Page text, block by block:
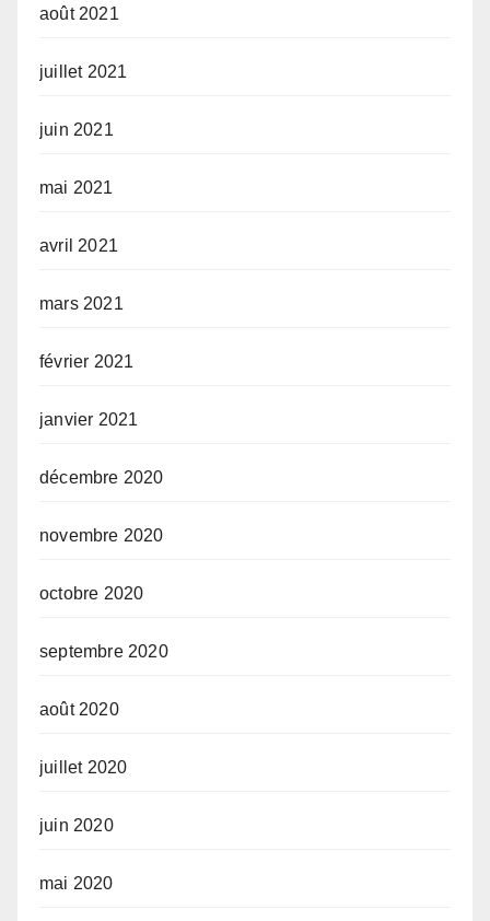
août 2021
juillet 2021
juin 2021
mai 2021
avril 2021
mars 2021
février 2021
janvier 2021
décembre 2020
novembre 2020
octobre 2020
septembre 2020
août 2020
juillet 2020
juin 2020
mai 2020